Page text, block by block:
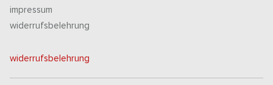
impressum
widerrufsbelehrung
widerrufsbelehrung